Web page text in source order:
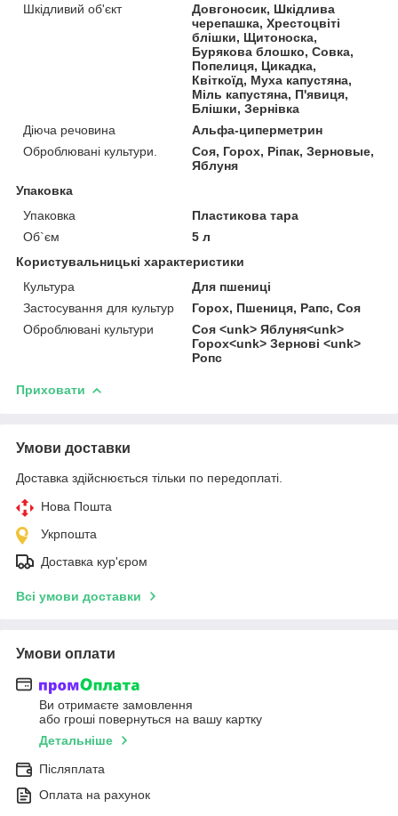
Шкідливий об'єкт
Довгоносик, Шкідлива
черепашка, Хрестоцвіті
блішки, Щитоноска,
Бурякова блошко, Совка,
Попелиця, Цикадка,
Квіткоїд, Муха капустяна,
Міль капустяна, П'явиця,
Блішки, Зернівка
Діюча речовина
Альфа-циперметрин
Оброблювані культури.
Соя, Горох, Ріпак, Зерновые,
Яблуня
Упаковка
Упаковка
Пластикова тара
Об`єм
5 л
Користувальницькі характеристики
Культура
Для пшениці
Застосування для культур
Горох, Пшениця, Рапс, Соя
Оброблювані культури
Соя <unk> Яблуня<unk>
Горох<unk> Зернові <unk>
Ропс
Приховати
Умови доставки
Доставка здійснюється тільки по передоплаті.
Нова Пошта
Укрпошта
Доставка кур'єром
Всі умови доставки
Умови оплати
Ви отримаєте замовлення
або гроші повернуться на вашу картку
Детальніше
Післяплата
Оплата на рахунок